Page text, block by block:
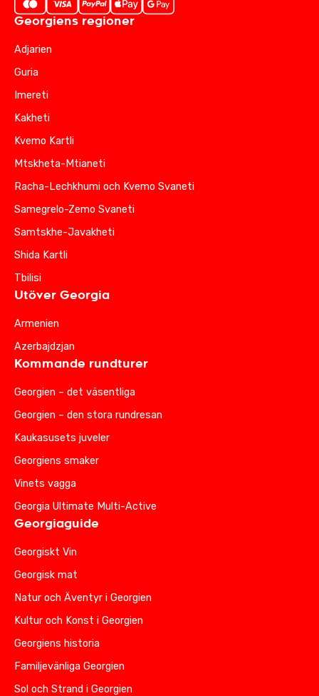
Georgiens regioner
Adjarien
Guria
Imereti
Kakheti
Kvemo Kartli
Mtskheta-Mtianeti
Racha-Lechkhumi och Kvemo Svaneti
Samegrelo-Zemo Svaneti
Samtskhe-Javakheti
Shida Kartli
Tbilisi
Utöver Georgia
Armenien
Azerbajdzjan
Kommande rundturer
Georgien – det väsentliga
Georgien – den stora rundresan
Kaukasusets juveler
Georgiens smaker
Vinets vagga
Georgia Ultimate Multi-Active
Georgiaguide
Georgiskt Vin
Georgisk mat
Natur och Äventyr i Georgien
Kultur och Konst i Georgien
Georgiens historia
Familjevänliga Georgien
Sol och Strand i Georgien